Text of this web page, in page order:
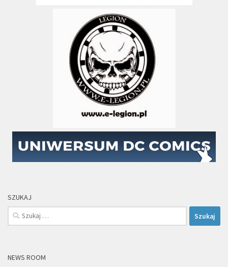
SZUKAJ
Szukaj:
NEWS ROOM